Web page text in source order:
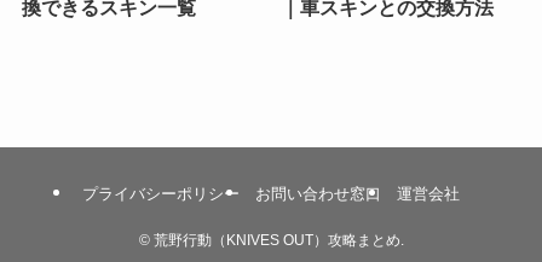
換できるスキン一覧
｜車スキンとの交換方法
プライバシーポリシー お問い合わせ窓口 運営会社
©荒野行動（KNIVES OUT）攻略まとめ.